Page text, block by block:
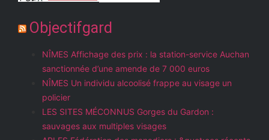
Objectifgard
NÎMES Affichage des prix : la station-service Auchan
sanctionnée d’une amende de 7 000 euros
NÎMES Un individu alcoolisé frappe au visage un
policier
LES SITES MÉCONNUS Gorges du Gardon :
sauvages aux multiples visages